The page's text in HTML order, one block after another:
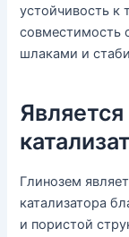
устойчивость к
совместимость
шлаками и
Глинозем
катализатора
и пористой